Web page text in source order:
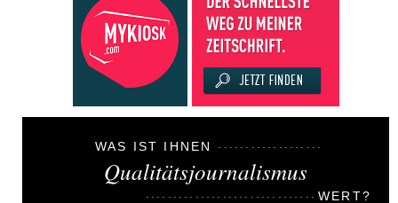
WAS IST IHNEN
Qualitätsjournalismus
WERT?